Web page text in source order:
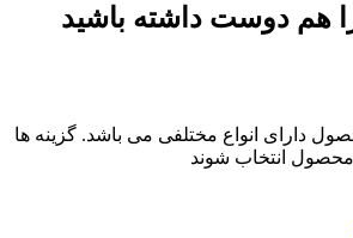
هم دوست داشته باشید
دارای انواع مختلفی می باشد. گزینه ها
انتخاب شوند